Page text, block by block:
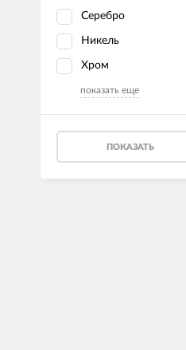
Серебро
Никель
Хром
показать еще
ПОКАЗАТЬ